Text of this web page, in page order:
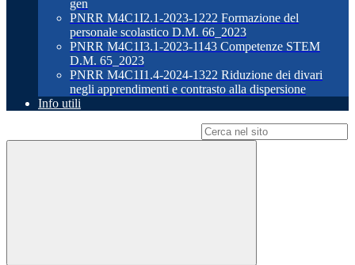
gen
PNRR M4C1I2.1-2023-1222 Formazione del
personale scolastico D.M. 66_2023
PNRR M4C1I3.1-2023-1143 Competenze STEM
D.M. 65_2023
PNRR M4C1I1.4-2024-1322 Riduzione dei divari
negli apprendimenti e contrasto alla dispersione
Info utili